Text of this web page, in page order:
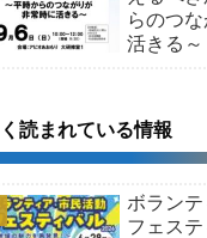
らのつ
活きる～
く読まれている情報
ボラン
フェス